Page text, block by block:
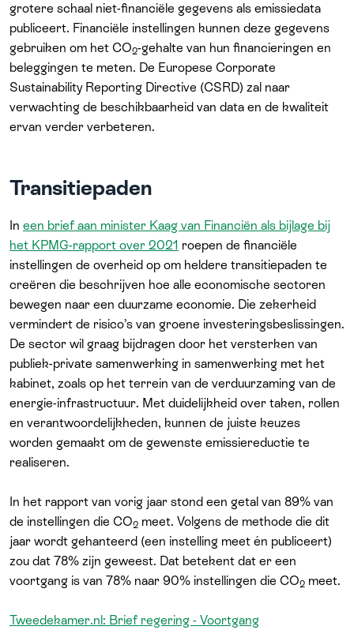
grotere schaal niet-financiële gegevens als emissiedata
publiceert. Financiële instellingen kunnen deze gegevens
gebruiken om het CO2-gehalte van hun financieringen en
beleggingen te meten. De Europese Corporate
Sustainability Reporting Directive (CSRD) zal naar
verwachting de beschikbaarheid van data en de kwaliteit
ervan verder verbeteren.
Transitiepaden
In een brief aan minister Kaag van Financiën als bijlage bij
het KPMG-rapport over 2021 roepen de financiële
instellingen de overheid op om heldere transitiepaden te
creëren die beschrijven hoe alle economische sectoren
bewegen naar een duurzame economie. Die zekerheid
vermindert de risico’s van groene investeringsbeslissingen.
De sector wil graag bijdragen door het versterken van
publiek-private samenwerking in samenwerking met het
kabinet, zoals op het terrein van de verduurzaming van de
energie-infrastructuur. Met duidelijkheid over taken, rollen
en verantwoordelijkheden, kunnen de juiste keuzes
worden gemaakt om de gewenste emissiereductie te
realiseren.
In het rapport van vorig jaar stond een getal van 89% van
de instellingen die CO2 meet. Volgens de methode die dit
jaar wordt gehanteerd (een instelling meet én publiceert)
zou dat 78% zijn geweest. Dat betekent dat er een
voortgang is van 78% naar 90% instellingen die CO2 meet.
Tweedekamer.nl: Brief regering - Voortgang